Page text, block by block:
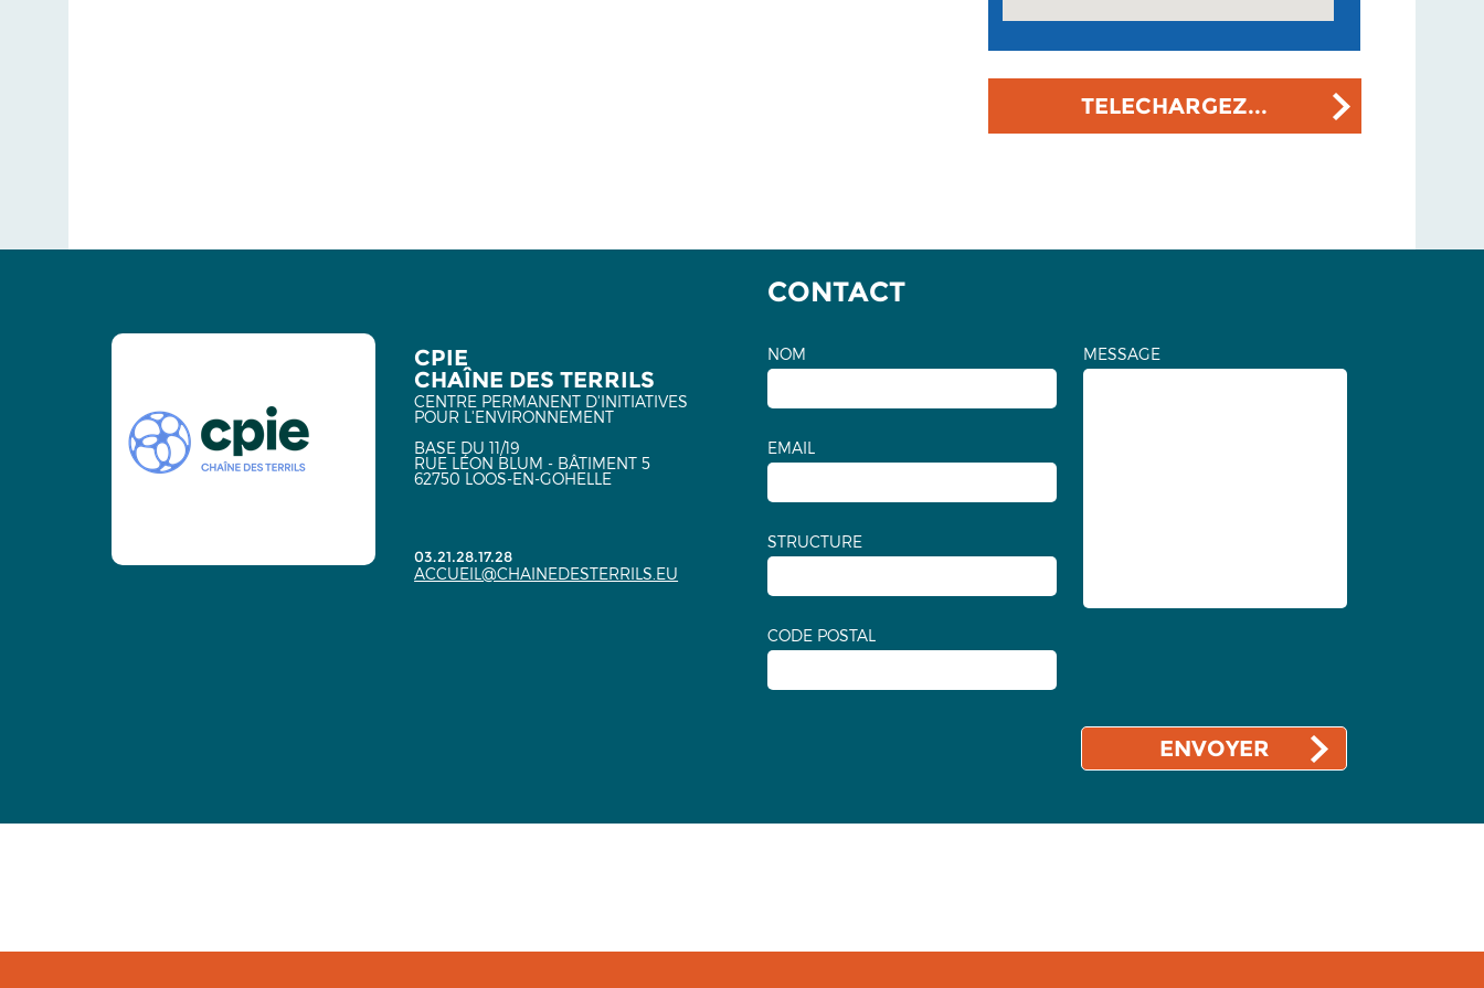
TELECHARGEZ...
CPIE
CHAÎNE DES TERRILS
CENTRE PERMANENT D'INITIATIVES
POUR L'ENVIRONNEMENT
BASE DU 11/19
RUE LÉON BLUM - BÂTIMENT 5
62750 LOOS-EN-GOHELLE
03.21.28.17.28
ACCUEIL@CHAINEDESTERRILS.EU
CONTACT
NOM
EMAIL
STRUCTURE
CODE POSTAL
MESSAGE